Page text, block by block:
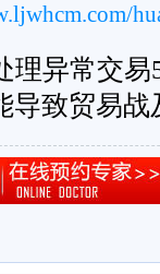
理异常交易
导致贸易战